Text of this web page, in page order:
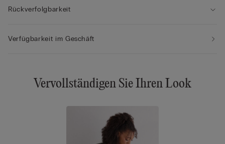
Rückverfolgbarkeit
Verfügbarkeit im Geschäft
Vervollständigen Sie Ihren Look